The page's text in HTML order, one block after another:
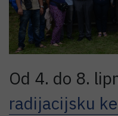
Od 4. do 8.
radijacijsku